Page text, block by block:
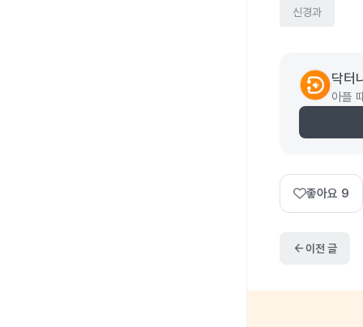
신경과
닥터
아플
좋아요 9
arrow_back이전 글